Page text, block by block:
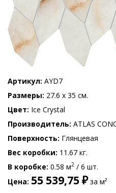
Артикул AYD7
Размеры 27.6 x 35 см.
Цвет Ice Crystal
Производитель ATLAS
Поверхность Глянцевая
Вес коробки 11.67 кг.
В коробке 0.58 м2 / 6 шт.
Цена 55 539,75 ₽за м²